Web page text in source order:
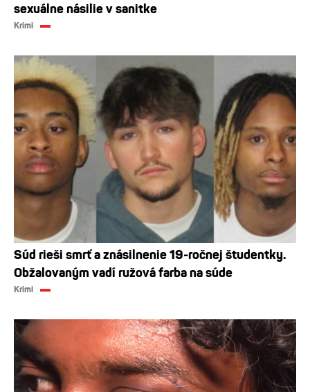
sexuálne násilie v sanitke
Krimi
Súd rieši smrť a znásilnenie 19-ročnej študentky.
Obžalovaným vadí ružová farba na súde
Krimi